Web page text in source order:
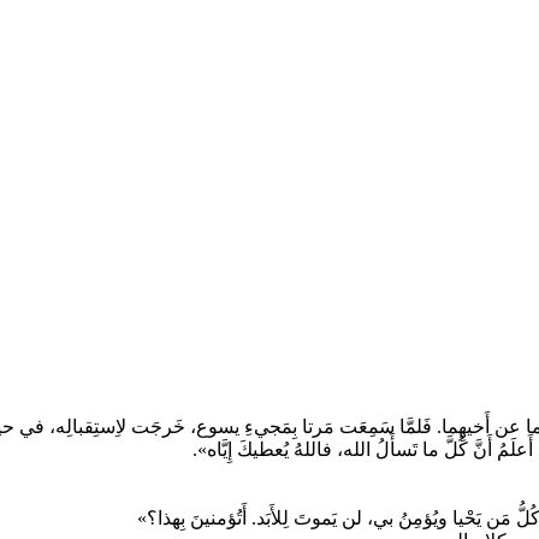
عن أَخيهِما. فَلمَّا سَمِعَت مَرتا بِمَجيءِ يسوع، خَرجَت لاِستِقبالِه،
أَنَّ كُلَّ ما تَسأَلُ الله، فاللهُ يُعطيكَ إِيَّاه».
مَن يَحْيا ويُؤمِنُ بي، لن يَموتَ لِلأَبَد. أَتُؤمنينَ بِهذا؟»